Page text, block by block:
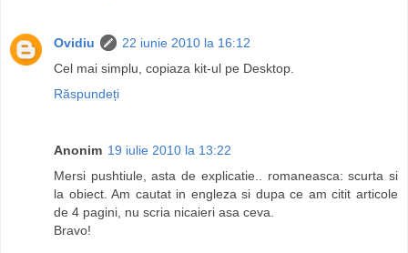
Ovidiu
22 iunie 2010 la 16:12
Cel mai simplu, copiaza kit-ul pe Desktop.
Răspundeți
Anonim 19 iulie 2010 la 13:22
Mersi pushtiule, asta de explicatie.. romaneasca: scurta si
la obiect. Am cautat in engleza si dupa ce am citit articole
de 4 pagini, nu scria nicaieri asa ceva.
Bravo!